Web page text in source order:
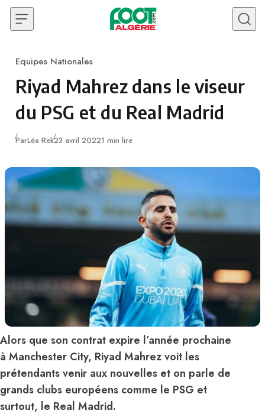
Skip to content
Category
Equipes Nationales
Riyad Mahrez dans le viseur
du PSG et du Real Madrid
ParLéa RekPublié
23 avril 20221 min lire
Alors que son contrat expire l’année prochaine
à Manchester City, Riyad Mahrez voit les
prétendants venir aux nouvelles et on parle de
grands clubs européens comme le PSG et
surtout, le Real Madrid.